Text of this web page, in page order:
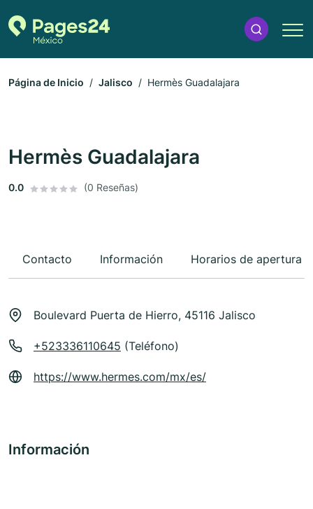
Página de Inicio Jalisco Hermès Guadalajara
Hermès Guadalajara
0.0 (0 Reseñas)
Contacto Información Horarios de apertura
Boulevard Puerta de Hierro, 45116 Jalisco
+523336110645 (Teléfono)
https://www.hermes.com/mx/es/
Información